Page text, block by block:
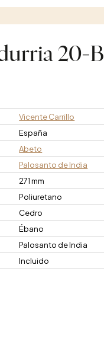
20-B
Vicente Carrillo
España
Abeto
Palosanto de India
271 mm
Poliuretano
Cedro
Ébano
Palosanto de India
Incluido